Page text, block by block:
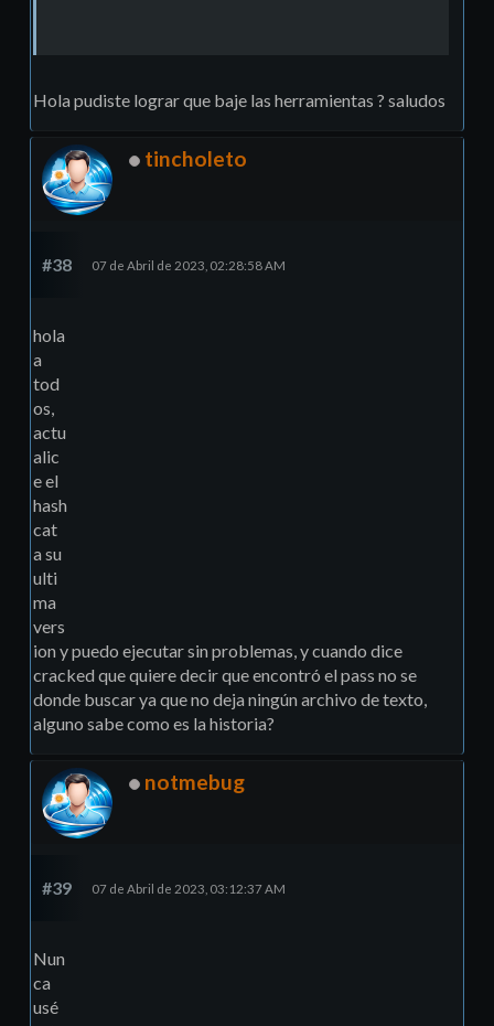
Hola pudiste lograr que baje las herramientas ? saludos
tincholeto
#38 07 de Abril de 2023, 02:28:58 AM
hola
a
tod
os,
actu
alic
e el
hash
cat
a su
ulti
ma
vers
ion y puedo ejecutar sin problemas, y cuando dice
cracked que quiere decir que encontró el pass no se
donde buscar ya que no deja ningún archivo de texto,
alguno sabe como es la historia?
notmebug
#39 07 de Abril de 2023, 03:12:37 AM
Nun
ca
usé